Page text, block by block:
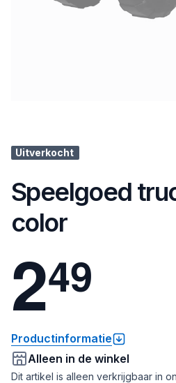
Uitverkocht
Speelgoed
color
249
Productinformatie
Alleen in de winkel
Dit artikel is alleen verkrijgbaar in